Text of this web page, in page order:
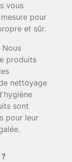
vous
pour
et sûr.
Nous
produits
nettoyage
sont
pour leur